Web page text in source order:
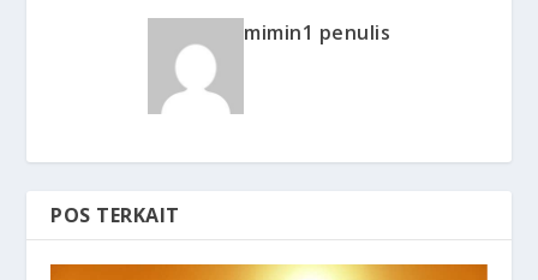
mimin1 penulis
POS TERKAIT